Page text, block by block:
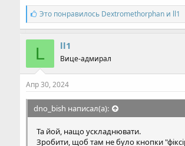
С
и
м
п
т
и
и
:
Это понравилось Dextromethorphan и ll1
L ll1
Вице-адмирал
Апр 30, 2024
dno_bish написал(а):
Та йой, нащо ускладнювати.
Зробити, щоб там не було кнопки